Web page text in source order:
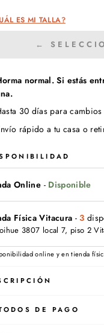
ES MI TALLA?
←
normal. Si estás
30 días para cambios
rápido a tu casa o
Online - Disponible
Física Vitacura -3
3807 local 7, piso 2
online y en tienda
DE PAGO